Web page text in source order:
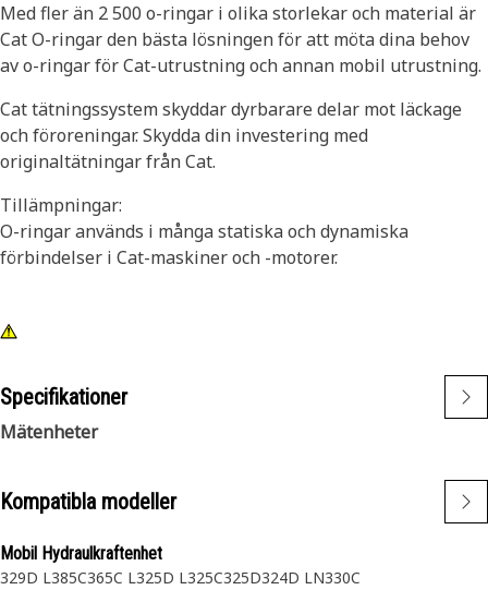
Med fler än 2 500 o-ringar i olika storlekar och material är
Cat O-ringar den bästa lösningen för att möta dina behov
av o-ringar för Cat-utrustning och annan mobil utrustning.
Cat tätningssystem skyddar dyrbarare delar mot läckage
och föroreningar. Skydda din investering med
originaltätningar från Cat.
Tillämpningar:
O-ringar används i många statiska och dynamiska
förbindelser i Cat-maskiner och -motorer.
Specifikationer
Mätenheter
Kompatibla modeller
Mobil Hydraulkraftenhet
329D L385C365C L325D L325C325D324D LN330C